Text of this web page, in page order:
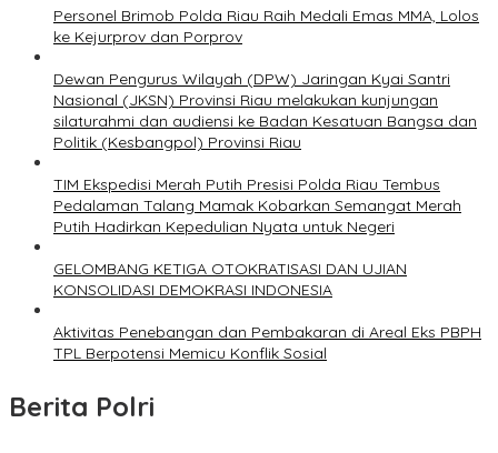
Personel Brimob Polda Riau Raih Medali Emas MMA, Lolos
ke Kejurprov dan Porprov
Dewan Pengurus Wilayah (DPW) Jaringan Kyai Santri
Nasional (JKSN) Provinsi Riau melakukan kunjungan
silaturahmi dan audiensi ke Badan Kesatuan Bangsa dan
Politik (Kesbangpol) Provinsi Riau
TIM Ekspedisi Merah Putih Presisi Polda Riau Tembus
Pedalaman Talang Mamak Kobarkan Semangat Merah
Putih Hadirkan Kepedulian Nyata untuk Negeri
GELOMBANG KETIGA OTOKRATISASI DAN UJIAN
KONSOLIDASI DEMOKRASI INDONESIA
Aktivitas Penebangan dan Pembakaran di Areal Eks PBPH
TPL Berpotensi Memicu Konflik Sosial
Berita Polri